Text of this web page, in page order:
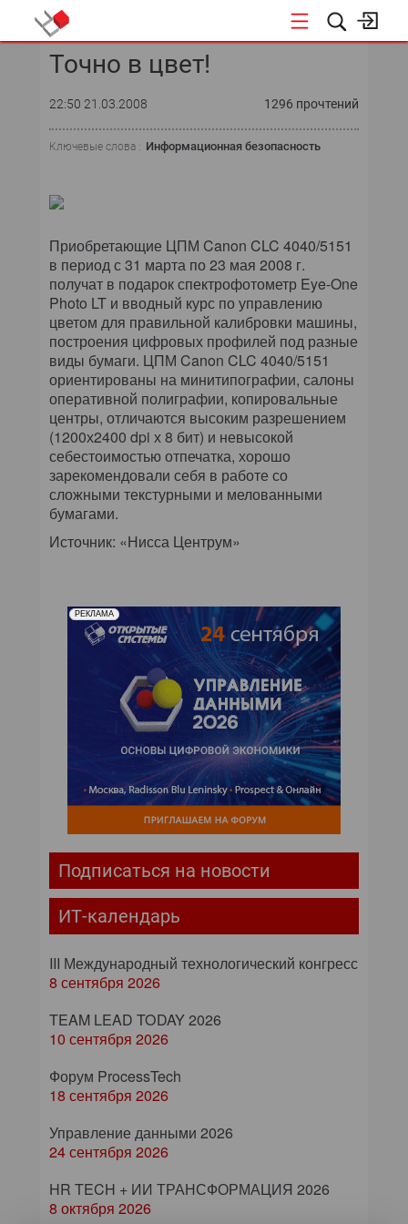
Точно в цвет!
22:50 21.03.2008 1296 прочтений
Ключевые слова : Информационная безопасность
Приобретающие ЦПМ Canon CLC 4040/5151
в период с 31 марта по 23 мая 2008 г.
получат в подарок спектрофотометр Eye-One
Photo LT и вводный курс по управлению
цветом для правильной калибровки машины,
построения цифровых профилей под разные
виды бумаги. ЦПМ Canon CLC 4040/5151
ориентированы на минитипографии, салоны
оперативной полиграфии, копировальные
центры, отличаются высоким разрешением
(1200х2400 dpi х 8 бит) и невысокой
себестоимостью отпечатка, хорошо
зарекомендовали себя в работе со
сложными текстурными и мелованными
бумагами.
Источник: «Нисса Центрум»
РЕКЛАМА
Подписаться на новости
ИТ-календарь
III Международный технологический конгресс
8 сентября 2026
TEAM LEAD TODAY 2026
10 сентября 2026
Форум ProcessTech
18 сентября 2026
Управление данными 2026
24 сентября 2026
HR TECH + ИИ ТРАНСФОРМАЦИЯ 2026
8 октября 2026